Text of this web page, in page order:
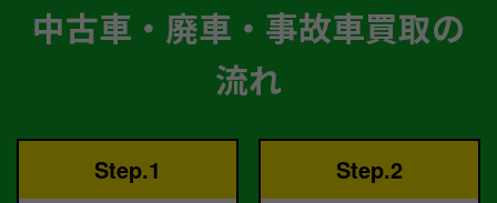
中古車・廃車・事故車買取の
流れ
Step.1 Step.2